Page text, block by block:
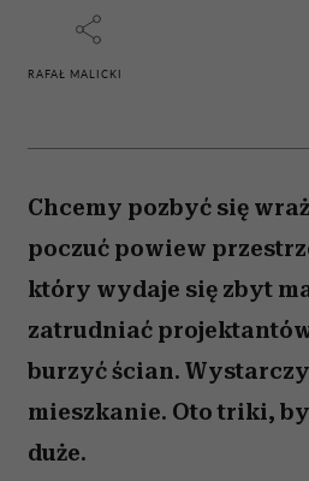
RAFAŁ MALICKI
Chcemy pozbyć się
poczuć powiew
który wydaje się zbyt
zatrudniać
burzyć ścian.
mieszkanie. Oto triki, by
duże.